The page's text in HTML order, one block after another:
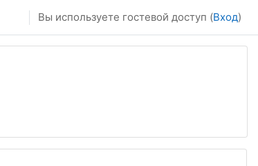
Вы используете гостевой доступ (Вход)